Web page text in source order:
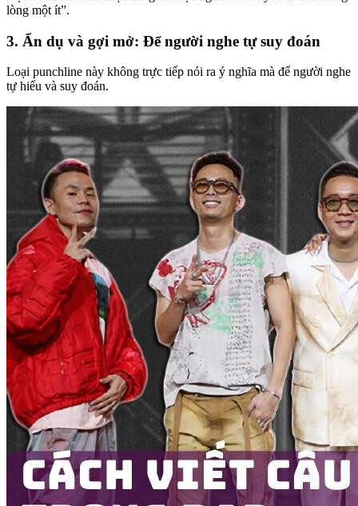
lòng một ít”.
3. Ẩn dụ và gợi mở: Để người nghe tự suy đoán
Loại punchline này không trực tiếp nói ra ý nghĩa mà để người nghe
tự hiểu và suy đoán.